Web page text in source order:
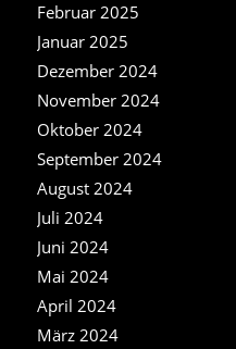
Februar 2025
Januar 2025
Dezember 2024
November 2024
Oktober 2024
September 2024
August 2024
Juli 2024
Juni 2024
Mai 2024
April 2024
März 2024